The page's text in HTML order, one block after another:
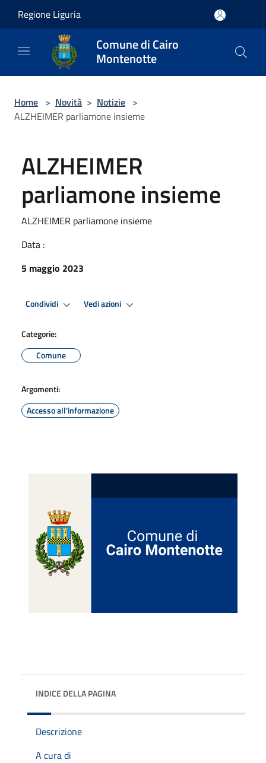
Regione Liguria
Comune di Cairo
Montenotte
Home > Novità > Notizie >
ALZHEIMER parliamone insieme
ALZHEIMER
parliamone insieme
ALZHEIMER parliamone insieme
Data :
5 maggio 2023
Condividi Vedi azioni
Categorie:
Comune
Argomenti:
Accesso all'informazione
INDICE DELLA PAGINA
Descrizione
A cura di